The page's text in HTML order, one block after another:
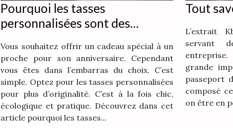
Pourquoi les tasses
personnalisées sont des
anniversaire ?
Vous souhaitez offrir un cadeau spécial à un
proche pour son anniversaire. Cependant
vous êtes dans l’embarras du choix. C’est
simple. Optez pour les tasses personnalisées
pour plus d’originalité. C’est à la fois chic,
écologique et pratique. Découvrez dans cet
article pourquoi les tasses...
Tout
L’extrait
servant
grande
passeport
composé
on être en